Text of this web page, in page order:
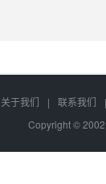
关于我们 | 联系我们 |
Copyright ©